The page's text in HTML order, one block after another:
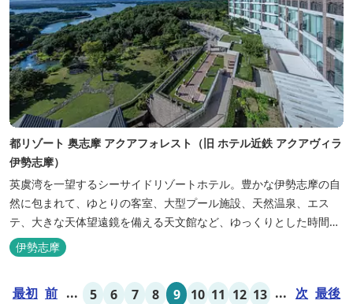
都リゾート 奥志摩 アクアフォレスト（旧 ホテル近鉄 アクアヴィラ
伊勢志摩）
英虞湾を一望するシーサイドリゾートホテル。豊かな伊勢志摩の自
然に包まれて、ゆとりの客室、大型プール施設、天然温泉、エス
テ、大きな天体望遠鏡を備える天文館など、ゆっくりとした時間を
楽しみながら過ごすことができます。 屋内プール：通年 屋外プー
ル：2025年7月19日（土）～8月31日（日）
伊勢志摩
最初 前 ... 5 6 7 8 9 10 11 12 13 ... 次 最後